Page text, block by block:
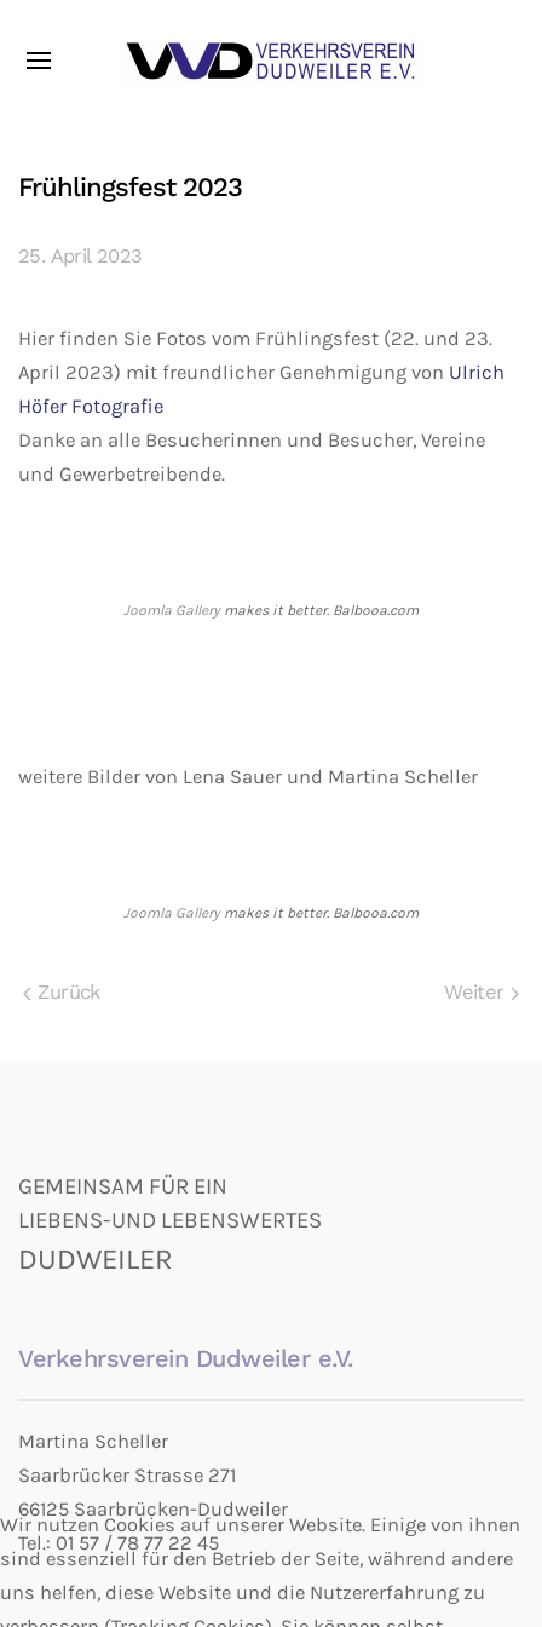
Frühlingsfest 2023
25. April 2023
Hier finden Sie Fotos vom Frühlingsfest (22. und 23.
April 2023) mit freundlicher Genehmigung von Ulrich
Höfer Fotografie
Danke an alle Besucherinnen und Besucher, Vereine
und Gewerbetreibende.
Joomla Gallerymakes it better. Balbooa.com
weitere Bilder von Lena Sauer und Martina Scheller
Joomla Gallerymakes it better. Balbooa.com
Zurück Weiter
GEMEINSAM FÜR EIN
LIEBENS-UND LEBENSWERTES
DUDWEILER
Verkehrsverein Dudweiler e.V.
Martina Scheller
Saarbrücker Strasse 271
66125 Saarbrücken-Dudweiler
Tel.: 01 57 / 78 77 22 45
Wir nutzen Cookies auf unserer Website. Einige von ihnen
sind essenziell für den Betrieb der Seite, während andere
uns helfen, diese Website und die Nutzererfahrung zu